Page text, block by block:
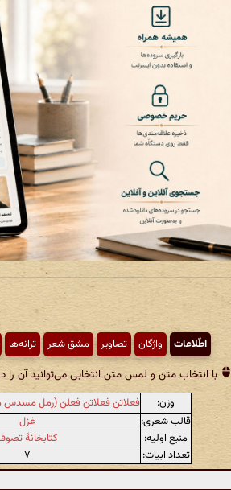
اطّلاعات واژگان تصاویر مشق شعر ترانه‌ها
با انتخاب متن و لمس متن انتخابی می‌توانید آن را
وزن:
فعلاتن فعلاتن فعلن (رمل
قالب شعری:
غزل
منبع اولیه:
کتابخانهٔ
تعداد ابیات:
۷